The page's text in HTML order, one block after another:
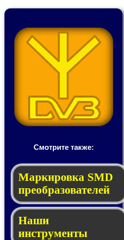
Смотрите также:
Мар­ки­ров­ка SMD
пре­об­ра­зо­ва­те­лей
Наши
инструменты